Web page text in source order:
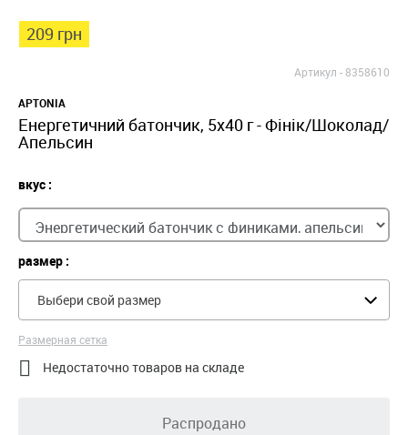
209 грн
Артикул -8358610
APTONIA
Енергетичний батончик, 5x40 г - Фінік/Шоколад/
Апельсин
вкус :
размер :
Выбери свой размер
Размерная сетка
 Недостаточно товаров на складе
Распродано